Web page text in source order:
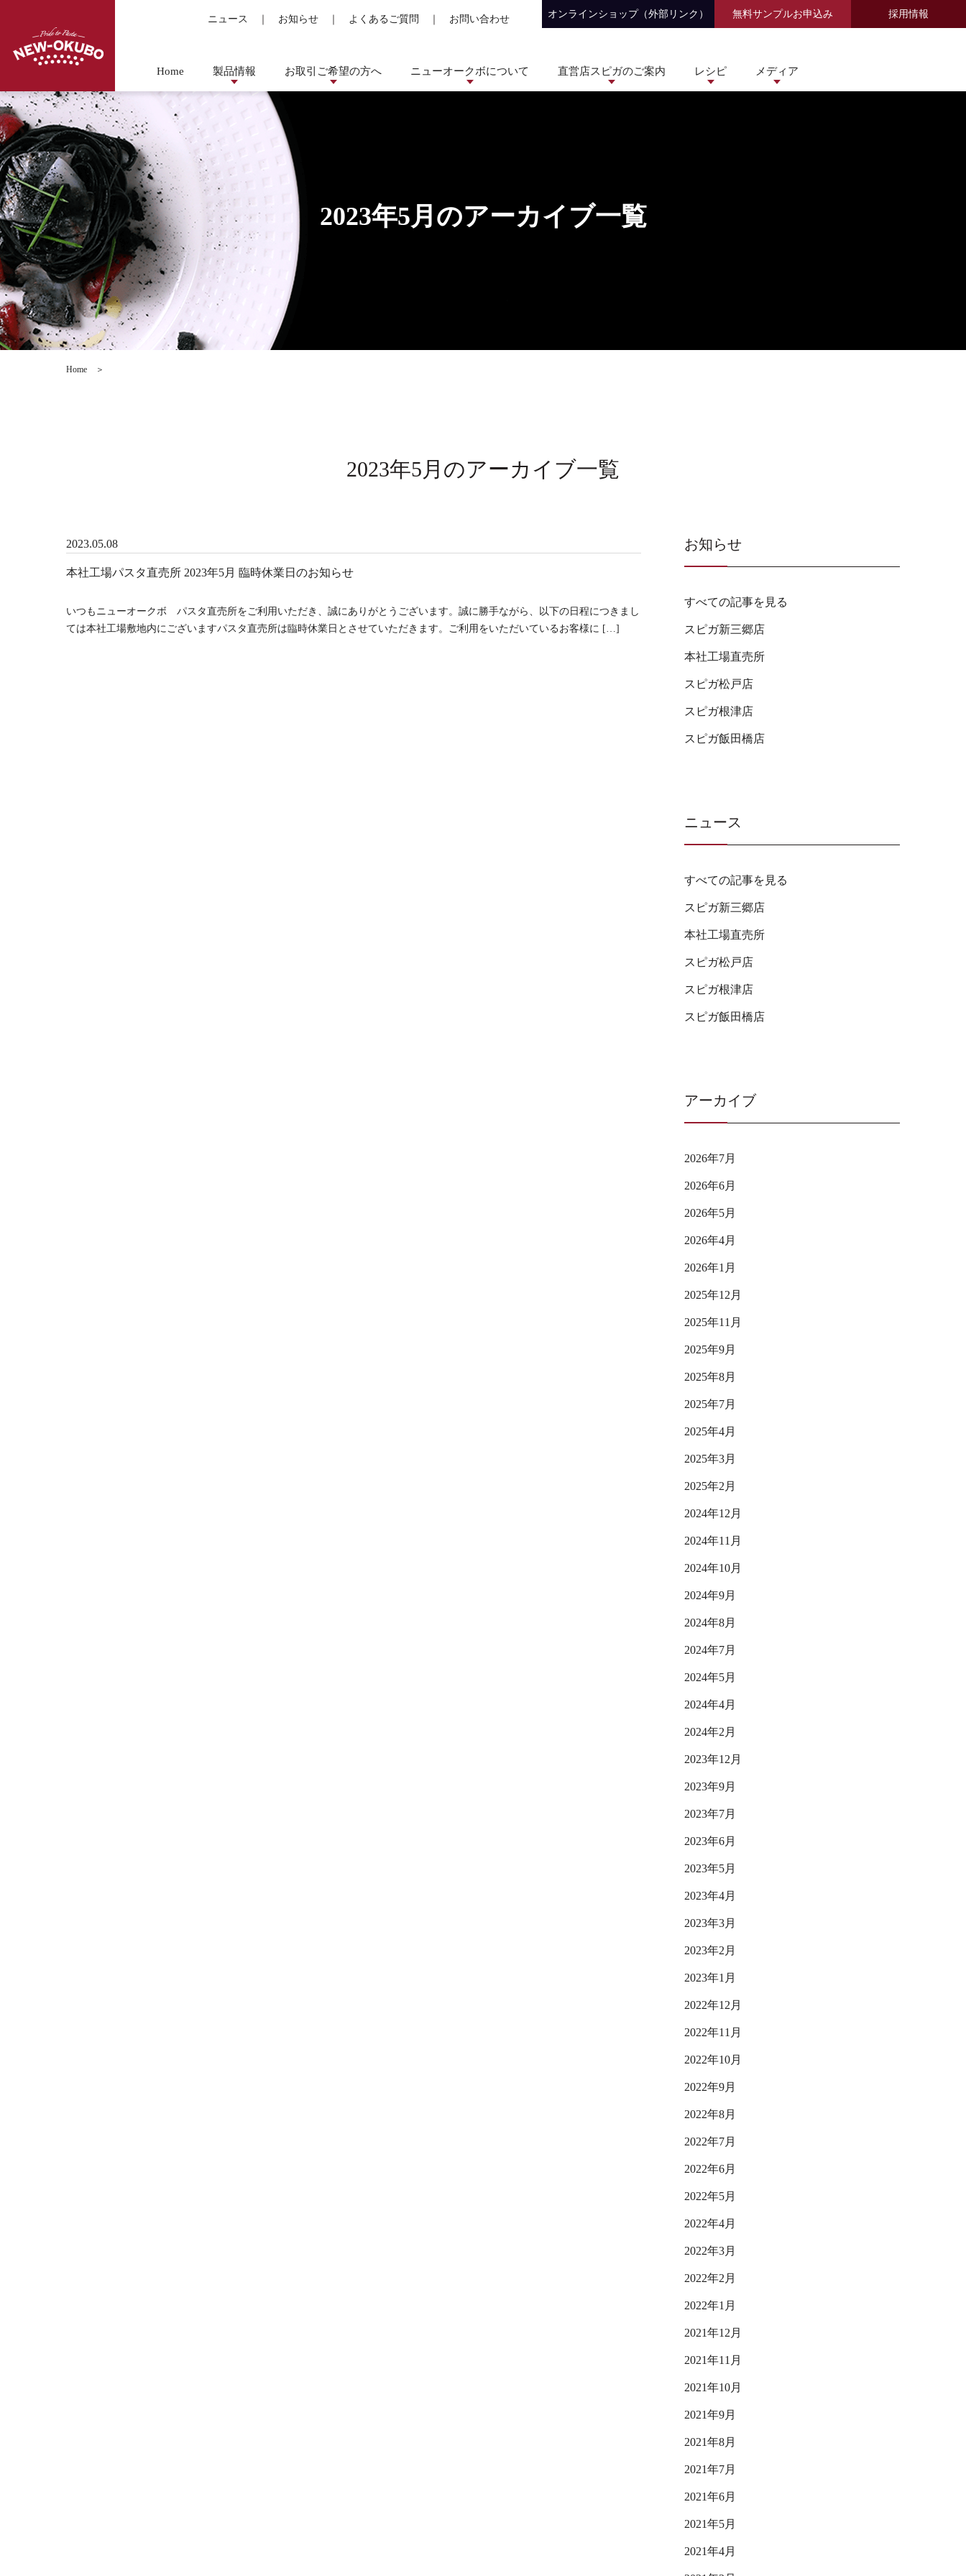
ニュース お知らせ よくあるご質問 お問い合わせ オンラインショップ（外部リンク） 無料サンプルお申込み 採用情報
Home 製品情報 お取引ご希望の方へ ニューオークボについて 直営店スピガのご案内 レシピ メディア
2023年5月のアーカイブ一覧
Home ＞
2023年5月のアーカイブ一覧
2023.05.08
本社工場パスタ直売所 2023年5月 臨時休業日のお知らせ
いつもニューオークボ パスタ直売所をご利用いただき、誠にありがとうございます。誠に勝手ながら、以下の日程につきまし
ては本社工場敷地内にございますパスタ直売所は臨時休業日とさせていただきます。ご利用をいただいているお客様に […]
お知らせ
すべての記事を見る
スピガ新三郷店
本社工場直売所
スピガ松戸店
スピガ根津店
スピガ飯田橋店
ニュース
すべての記事を見る
スピガ新三郷店
本社工場直売所
スピガ松戸店
スピガ根津店
スピガ飯田橋店
アーカイブ
2026年7月
2026年6月
2026年5月
2026年4月
2026年1月
2025年12月
2025年11月
2025年9月
2025年8月
2025年7月
2025年4月
2025年3月
2025年2月
2024年12月
2024年11月
2024年10月
2024年9月
2024年8月
2024年7月
2024年5月
2024年4月
2024年2月
2023年12月
2023年9月
2023年7月
2023年6月
2023年5月
2023年4月
2023年3月
2023年2月
2023年1月
2022年12月
2022年11月
2022年10月
2022年9月
2022年8月
2022年7月
2022年6月
2022年5月
2022年4月
2022年3月
2022年2月
2022年1月
2021年12月
2021年11月
2021年10月
2021年9月
2021年8月
2021年7月
2021年6月
2021年5月
2021年4月